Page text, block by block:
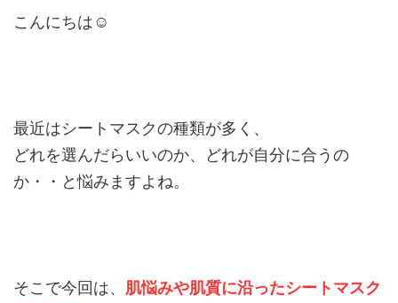
こんにちは☺︎
最近はシートマスクの種類が多く、
どれを選んだらいいのか、どれが自分に合うの
か・・と悩みますよね。
そこで今回は、 肌悩みや肌質に沿ったシートマスク